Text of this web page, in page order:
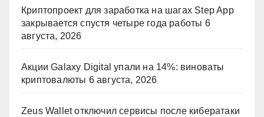
Криптопроект для заработка на шагах Step App
закрывается спустя четыре года работы 6
августа, 2026
Акции Galaxy Digital упали на 14%: виноваты
криптовалюты 6 августа, 2026
Zeus Wallet отключил сервисы после кибератаки